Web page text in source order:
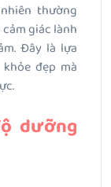
thường
giác lành
Đây là lựa
đẹp mà
dưỡng